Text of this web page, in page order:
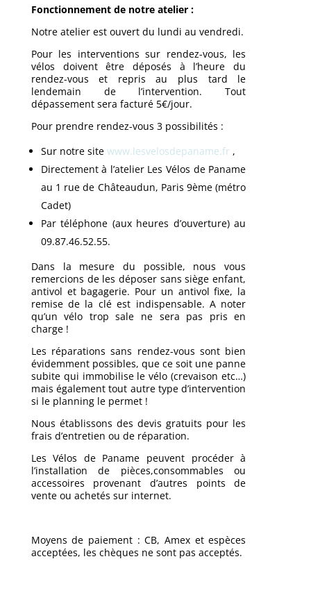
Fonctionnement de notre atelier :
Notre atelier est ouvert du lundi au vendredi.
Pour les interventions sur rendez-vous, les
vélos doivent être déposés à l’heure du
rendez-vous et repris au plus tard le
lendemain de l’intervention. Tout
dépassement sera facturé 5€/jour.
Pour prendre rendez-vous 3 possibilités :
Sur notre site www.lesvelosdepaname.fr ,
Directement à l’atelier Les Vélos de Paname
au 1 rue de Châteaudun, Paris 9ème (métro
Cadet)
Par téléphone (aux heures d’ouverture) au
09.87.46.52.55.
Dans la mesure du possible, nous vous
remercions de les déposer sans siège enfant,
antivol et bagagerie. Pour un antivol fixe, la
remise de la clé est indispensable. A noter
qu’un vélo trop sale ne sera pas pris en
charge !
Les réparations sans rendez-vous sont bien
évidemment possibles, que ce soit une panne
subite qui immobilise le vélo (crevaison etc…)
mais également tout autre type d’intervention
si le planning le permet !
Nous établissons des devis gratuits pour les
frais d’entretien ou de réparation.
Les Vélos de Paname peuvent procéder à
l’installation de pièces,consommables ou
accessoires provenant d’autres points de
vente ou achetés sur internet.
Moyens de paiement : CB, Amex et espèces
acceptées, les chèques ne sont pas acceptés.